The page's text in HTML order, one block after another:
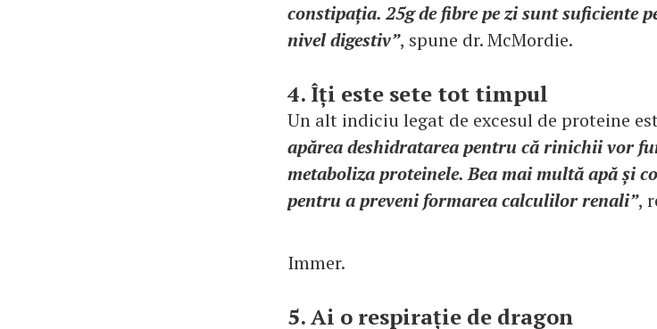
constipația. 25g de fibre pe zi sunt suficiente
nivel digestiv”, spune dr. McMordie.
4. Îți este sete tot timpul
Un alt indiciu legat de excesul de proteine
apărea deshidratarea pentru că rinichii vor
metaboliza proteinele. Bea mai multă apă și
pentru a preveni formarea calculilor renali”,
Immer.
5. Ai o respirație de dragon